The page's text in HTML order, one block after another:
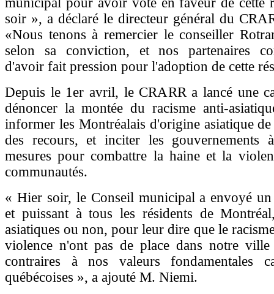
soir », a déclaré le directeur général du
«Nous tenons à remercier le conseiller
selon sa conviction, et nos partenaires
d'avoir fait pression pour l'adoption de cette
Depuis le 1er avril, le CRARR a lancé une
dénoncer la montée du racisme anti-
informer les Montréalais d'origine asiatique
des recours, et inciter les gouvernements
mesures pour combattre la haine et la
communautés.
« Hier soir, le Conseil municipal a envoyé un
et puissant à tous les résidents de
asiatiques ou non, pour leur dire que le
violence n'ont pas de place dans notre
contraires à nos valeurs fondamentales
québécoises », a ajouté M. Niemi.